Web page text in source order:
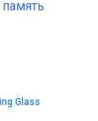
Glass